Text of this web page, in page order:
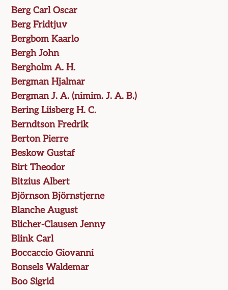
Berg Carl Oscar
Berg Fridtjuv
Bergbom Kaarlo
Bergh John
Bergholm A. H.
Bergman Hjalmar
Bergman J. A. (nimim. J. A. B.)
Bering Liisberg H. C.
Berndtson Fredrik
Berton Pierre
Beskow Gustaf
Birt Theodor
Bitzius Albert
Björnson Björnstjerne
Blanche August
Blicher-Clausen Jenny
Blink Carl
Boccaccio Giovanni
Bonsels Waldemar
Boo Sigrid